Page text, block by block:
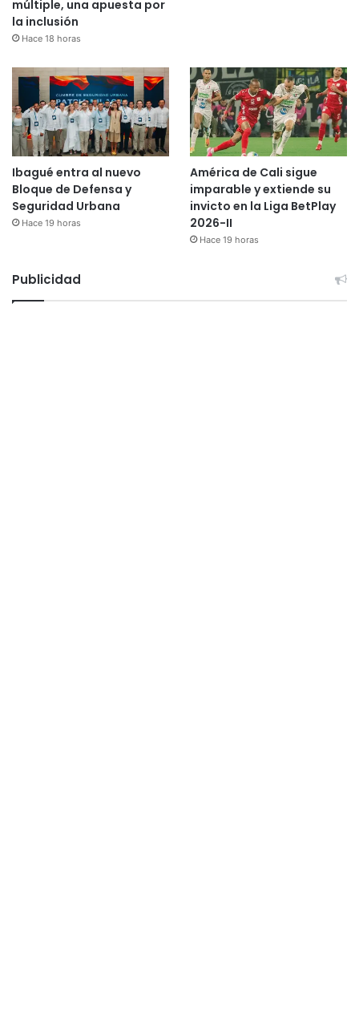
múltiple, una apuesta por
la inclusión
Hace 18 horas
Ibagué entra al nuevo
Bloque de Defensa y
Seguridad Urbana
Hace 19 horas
América de Cali sigue
imparable y extiende su
invicto en la Liga BetPlay
2026-II
Hace 19 horas
Publicidad